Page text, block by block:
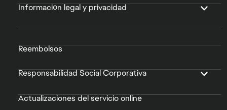
Información legal y privacidad
Reembolsos
Responsabilidad Social Corporativa
Actualizaciones del servicio online